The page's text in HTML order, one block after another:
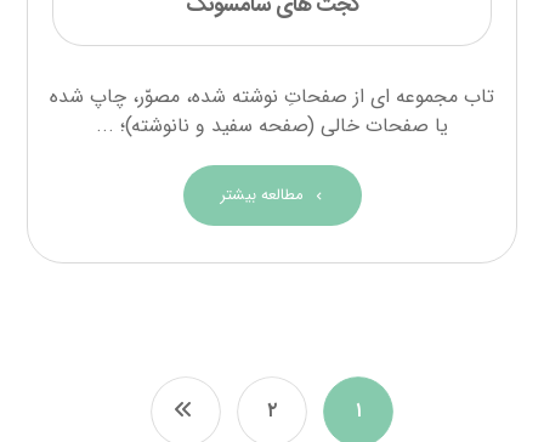
تاب مجموعه ای از صفحاتِ نوشته شده، مصوّر، چاپ شده
یا صفحات خالی (صفحه سفید و نانوشته)؛ ...
مطالعه بیشتر
۱ ۲